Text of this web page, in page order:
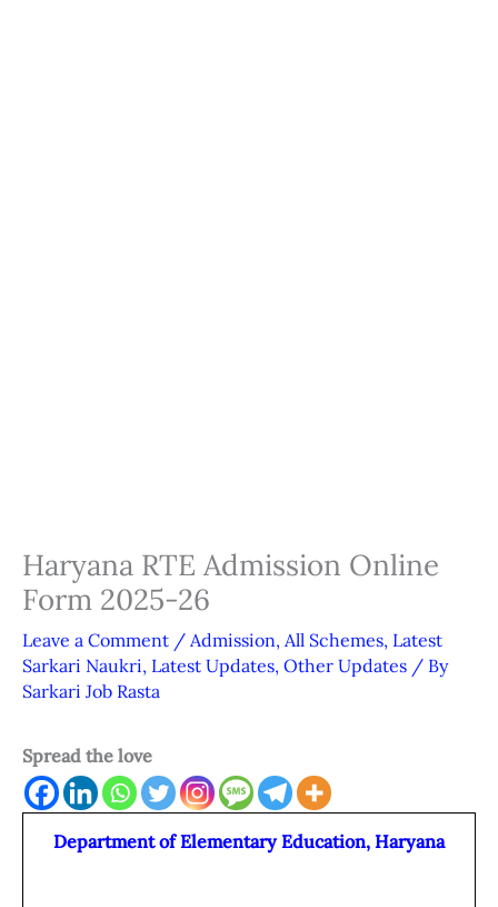
Haryana RTE Admission Online
Form 2025-26
Leave a Comment / Admission, All Schemes, Latest
Sarkari Naukri, Latest Updates, Other Updates / By
Sarkari Job Rasta
Spread the love
Department of Elementary Education, Haryana